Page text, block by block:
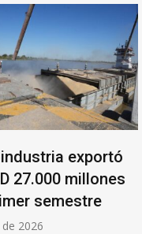
exportó
27.000 millones
semestre
2026